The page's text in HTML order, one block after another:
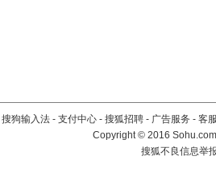
搜狗输入法 - 支付中心 - 搜狐招聘 - 广告服务 - 客
Copyright©2016
搜狐不良信息举